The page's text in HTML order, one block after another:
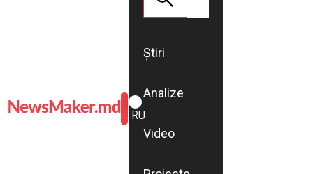
ROMÂNĂ
RU
Știri
Analize
Video